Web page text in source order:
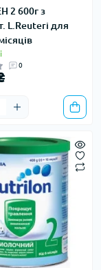
2 600г з
L.Reuteri для
0